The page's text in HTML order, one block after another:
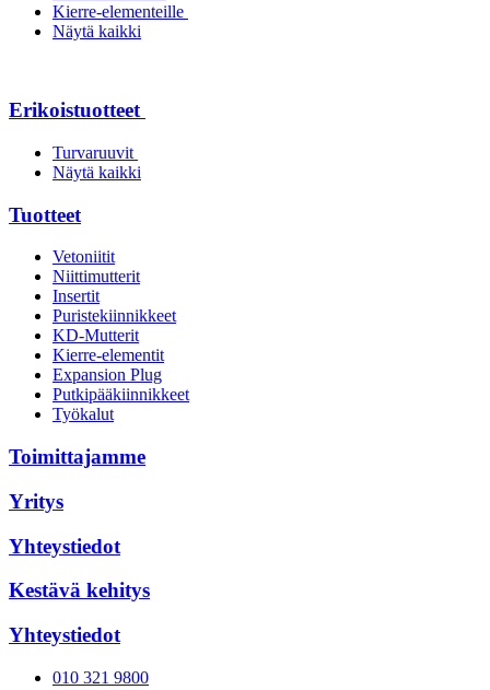
Kierre-elementeille
Näytä kaikki
Erikoistuotteet
Turvaruuvit
Näytä kaikki
Tuotteet
Vetoniitit
Niittimutterit
Insertit
Puristekiinnikkeet
KD-Mutterit
Kierre-elementit
Expansion Plug
Putkipääkiinnikkeet
Työkalut
Toimittajamme
Yritys
Yhteystiedot
Kestävä kehitys
Yhteystiedot
010 321 9800